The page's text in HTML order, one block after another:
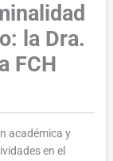
la Dra.
FCH
académica y
en el